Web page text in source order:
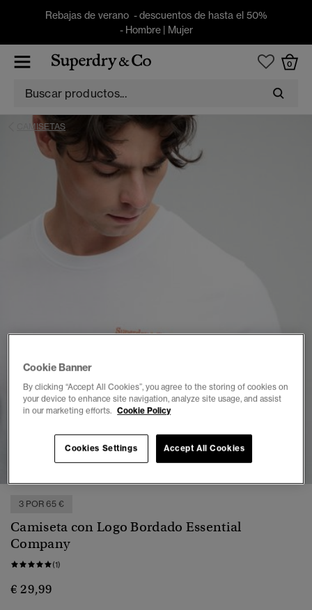
Rebajas de verano - descuentos de hasta el 50%
- Hombre| Mujer
0
CAMISETAS
1 2 3 5 6 7
3 POR 65 €
Camiseta con Logo Bordado Essential
Company
(1)
€ 29,99
Cookie Banner
By clicking “Accept All Cookies”, you agree to the storing of cookies on
your device to enhance site navigation, analyze site usage, and assist
in our marketing efforts. Cookie Policy
Accept All Cookies
Cookies Settings